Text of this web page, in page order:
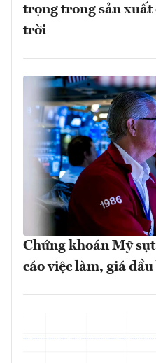
trọng trong sản xuất
trời
Chứng khoán Mỹ
cáo việc làm, giá